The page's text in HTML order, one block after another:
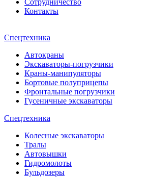
Сотрудничество
Контакты
Спецтехника
Автокраны
Экскаваторы-погрузчики
Краны-манипуляторы
Бортовые полуприцепы
Фронтальные погрузчики
Гусеничные экскаваторы
Спецтехника
Колесные экскаваторы
Тралы
Автовышки
Гидромолоты
Бульдозеры